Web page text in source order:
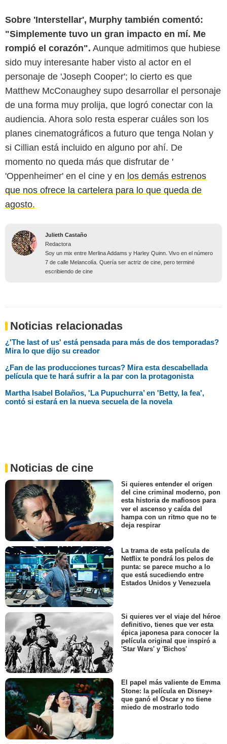
Sobre 'Interstellar', Murphy también comentó:
"Simplemente tuvo un gran impacto en mí. Me
rompió el corazón". Aunque admitimos que hubiese
sido muy interesante haber visto al actor en el
personaje de 'Joseph Cooper'; lo cierto es que
Matthew McConaughey supo desarrollar el personaje
de una forma muy prolija, que logró conectar con la
audiencia. Ahora solo resta esperar cuáles son los
planes cinematográficos a futuro que tenga Nolan y
si Cillian está incluido en alguno por ahí. De
momento no queda más que disfrutar de '
'Oppenheimer' en el cine y en los demás estrenos
que nos ofrece la cartelera para lo que queda de
agosto.
Julieth Castaño
Redactora
Soy un mix entre Merlina Addams y Harley Quinn. Vivo en el número
7 de calle Melancolía. Quería ser actriz de cine, pero terminé
escribiendo de cine
Noticias relacionadas
¿'The last of us' está pensada para más de dos temporadas?
Mira lo que dijo su creador
¿Fan de las producciones turcas? Mira esta descabellada
película que te hará sufrir a la par con la protagonista
Martha Isabel Bolaños, 'La Pupuchurra’ en 'Betty, la fea',
contó si estará en la nueva secuela de la novela
Noticias de cine
Si quieres entender el origen
del cine criminal moderno, pon
esta historia de mafiosos para
ver el ascenso y caída del
hampa con un ritmo que no te
deja respirar
La trama de esta película de
Netflix te pondrá los pelos de
punta: se parece mucho a lo
que está sucediendo entre
Estados Unidos y Venezuela
Si quieres ver el viaje del héroe
definitivo, tienes que ver esta
épica japonesa para conocer la
película original que inspiró a
'Star Wars' y 'Bichos'
El papel más valiente de Emma
Stone: la película en Disney+
que ganó el Oscar y no tiene
miedo de mostrarlo todo